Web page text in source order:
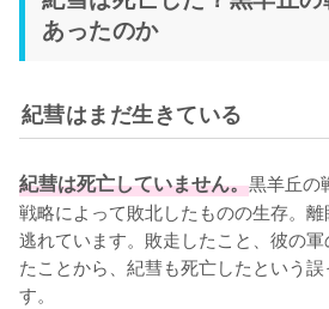
あったのか
紀彗はまだ生きている
紀彗は死亡していません。黒羊丘の
戦略によって敗北したものの生存。
逃れています。敗走したこと、彼の
たことから、紀彗も死亡したという
す。